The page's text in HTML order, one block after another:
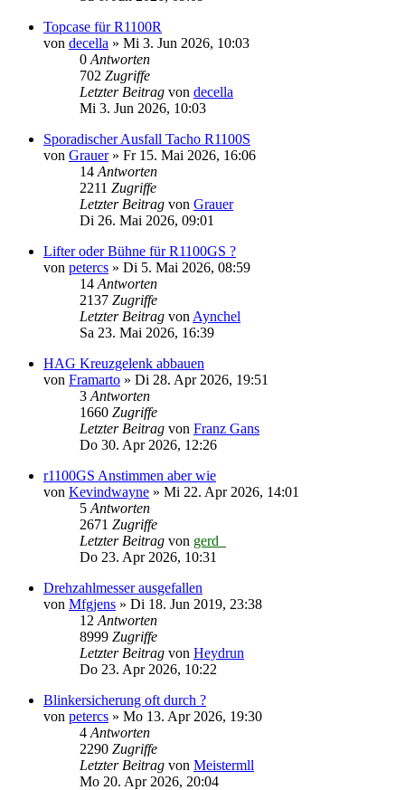
Topcase für R1100R
von decella » Mi 3. Jun 2026, 10:03
0 Antworten
702 Zugriffe
Letzter Beitrag von decella
Mi 3. Jun 2026, 10:03
Sporadischer Ausfall Tacho R1100S
von Grauer» Fr 15. Mai 2026, 16:06
14 Antworten
2211 Zugriffe
Letzter Beitrag von Grauer
Di 26. Mai 2026, 09:01
Lifter oder Bühne für R1100GS ?
von petercs » Di 5. Mai 2026, 08:59
14 Antworten
2137 Zugriffe
Letzter Beitrag von Aynchel
Sa 23. Mai 2026, 16:39
HAG Kreuzgelenk abbauen
von Framarto » Di 28. Apr 2026, 19:51
3 Antworten
1660 Zugriffe
Letzter Beitrag von Franz Gans
Do 30. Apr 2026, 12:26
r1100GS Anstimmen aber wie
von Kevindwayne » Mi 22. Apr 2026, 14:01
5 Antworten
2671 Zugriffe
Letzter Beitrag von gerd_
Do 23. Apr 2026, 10:31
Drehzahlmesser ausgefallen
von Mfgjens » Di 18. Jun 2019, 23:38
12 Antworten
8999 Zugriffe
Letzter Beitrag von Heydrun
Do 23. Apr 2026, 10:22
Blinkersicherung oft durch ?
von petercs » Mo 13. Apr 2026, 19:30
4 Antworten
2290 Zugriffe
Letzter Beitrag von Meistermll
Mo 20. Apr 2026, 20:04